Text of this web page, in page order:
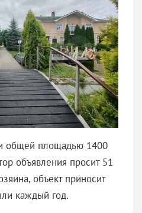
общей площадью 1400
объявления просит 51
объект приносит
каждый год.